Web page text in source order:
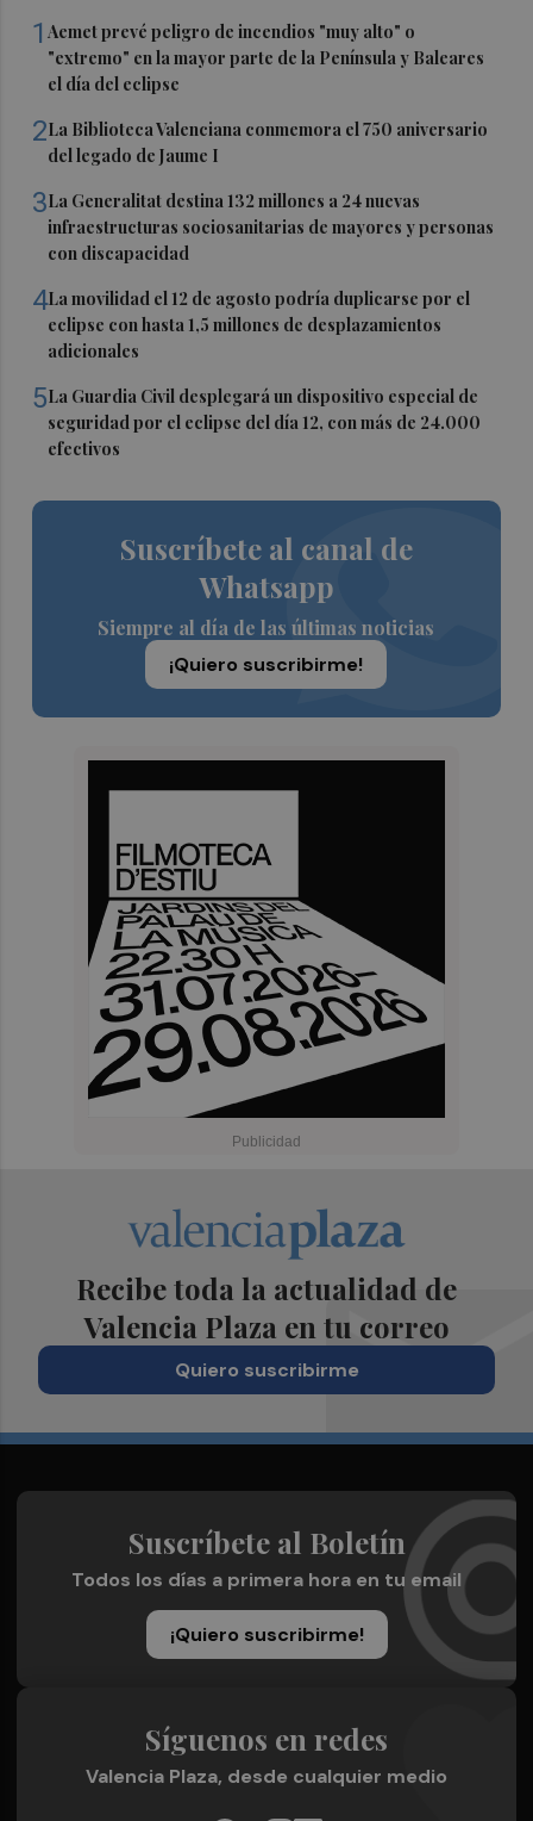
1Aemet prevé peligro de incendios "muy alto" o
"extremo" en la mayor parte de la Península y Baleares
el día del eclipse
2La Biblioteca Valenciana conmemora el 750 aniversario
del legado de Jaume I
3La Generalitat destina 132 millones a 24 nuevas
infraestructuras sociosanitarias de mayores y personas
con discapacidad
4La movilidad el 12 de agosto podría duplicarse por el
eclipse con hasta 1,5 millones de desplazamientos
adicionales
5La Guardia Civil desplegará un dispositivo especial de
seguridad por el eclipse del día 12, con más de 24.000
efectivos
Suscríbete al canal de
Whatsapp
Siempre al día de las últimas noticias
¡Quiero suscribirme!
Recibe toda la actualidad de
Valencia Plaza en tu correo
Quiero suscribirme
Suscríbete al Boletín
Todos los días a primera hora en tu email
¡Quiero suscribirme!
Síguenos en redes
Valencia Plaza, desde cualquier medio